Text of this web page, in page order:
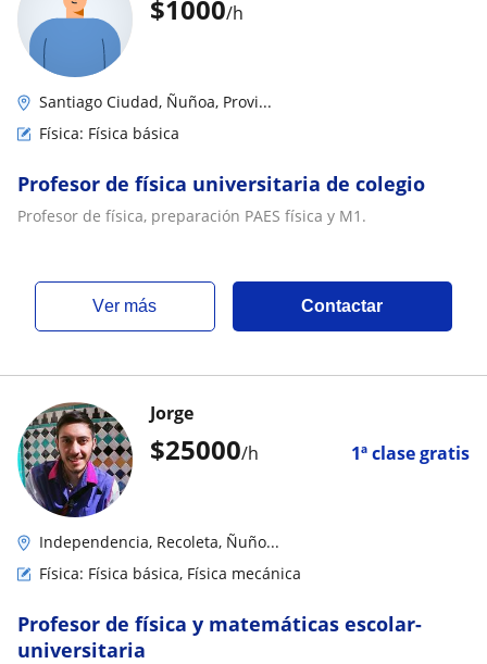
$1000/h
Santiago Ciudad, Ñuñoa, Provi...
Física: Física básica
Profesor de física universitaria de colegio
Profesor de física, preparación PAES física y M1.
ver más Contactar
$25000/h 1ª clase gratis
Jorge
Independencia, Recoleta, Ñuño...
Física: Física básica, Física mecánica
Profesor de física y matemáticas escolar-
universitaria